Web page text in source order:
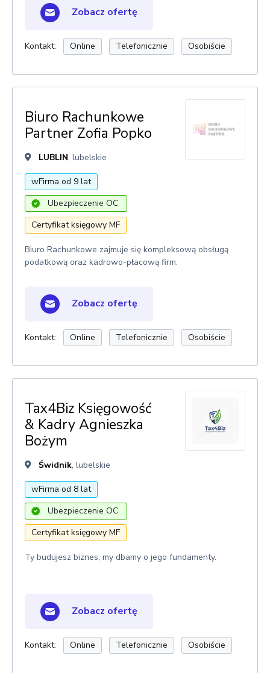
Zobacz ofertę
Kontakt: Online Telefonicznie Osobiście
Biuro Rachunkowe
Partner Zofia Popko
LUBLIN, lubelskie
wFirma od 9 lat
Ubezpieczenie OC
Certyfikat księgowy MF
Biuro Rachunkowe zajmuje się kompleksową obsługą
podatkową oraz kadrowo-płacową firm.
Zobacz ofertę
Kontakt: Online Telefonicznie Osobiście
Tax4Biz Księgowość
& Kadry Agnieszka
Bożym
Świdnik, lubelskie
wFirma od 8 lat
Ubezpieczenie OC
Certyfikat księgowy MF
Ty budujesz biznes, my dbamy o jego fundamenty.
Zobacz ofertę
Kontakt: Online Telefonicznie Osobiście